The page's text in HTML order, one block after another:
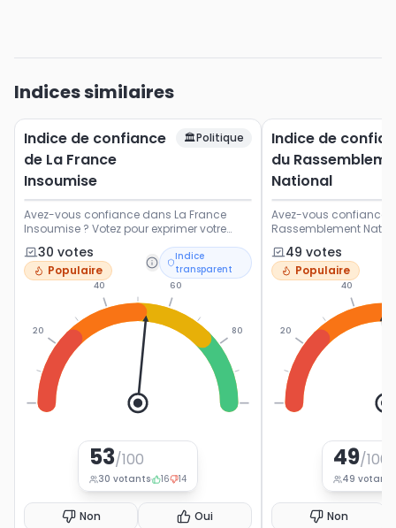
Indices similaires
Indice de confiance
de La France
Insoumise
🏛️Politique
Avez-vous confiance dans La France
Insoumise ? Votez pour exprimer votre
30 votes
Populaire
Indice
transparent
20
40 60
80
53/100
30 votants 16 14
Non Oui
Indice de
du
National
Avez-vous confiance
Rassemblement
politique français.
49 votes
Populaire
20
40
49/100
49 votants
Non